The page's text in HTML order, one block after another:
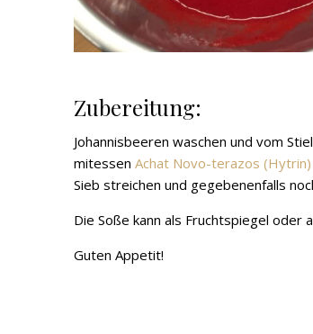
Zubereitung:
Johannisbeeren waschen und vom
mitessen Achat Novo-terazos
Sieb streichen und gegebenenfalls
Die Soße kann als Fruchtspiegel
Guten Appetit!